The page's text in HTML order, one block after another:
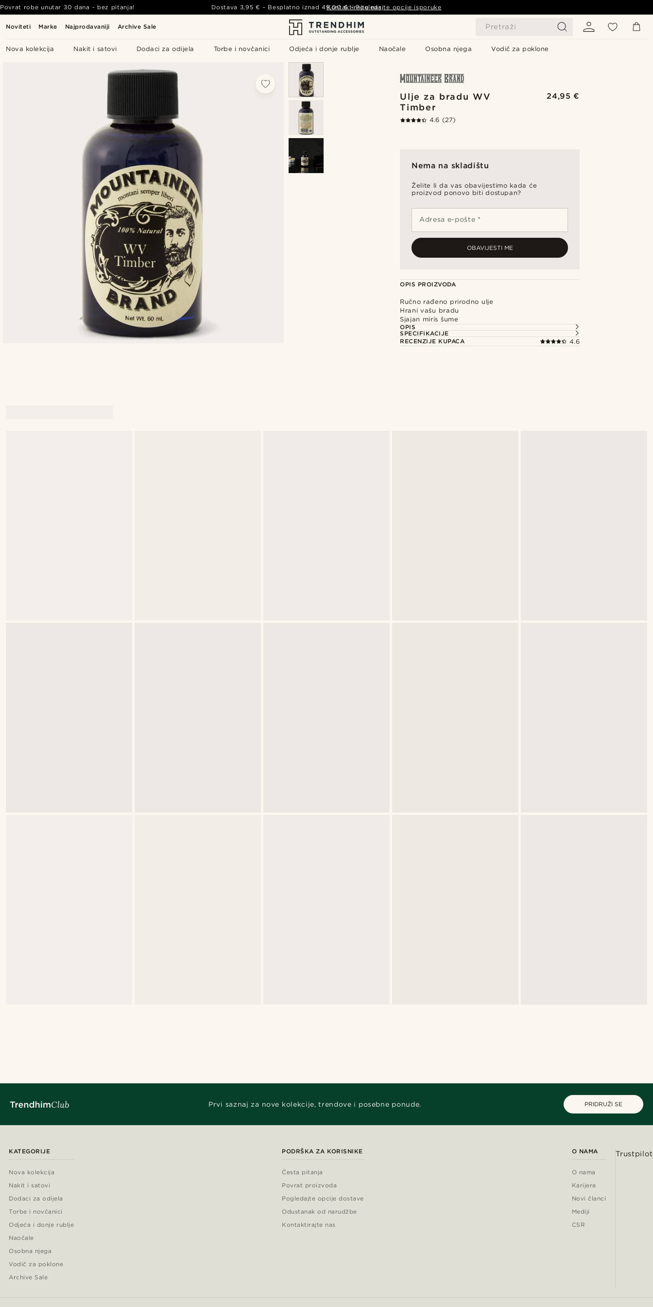
Noviteti Marke Najprodavaniji Archive Sale Pretraži
Nova kolekcija Nakit i satovi Dodaci za odijela Torbe i novčanici Odjeća i donje rublje Naočale Osobna njega Vodič za poklone
Povrat robe unutar 30 dana - bez pitanja! Dostava 3,95 € - Besplatno iznad49,00 € - Pogledajte opcije isporuke
Kontaktirajte nas
Ulje za bradu WV
Timber
24,95 €
4.6 (27)
Nema na skladištu
Želite li da vas obavijestimo kada će
proizvod ponovo biti dostupan?
Adresa e-pošte *
OBAVIJESTI ME
OPIS PROIZVODA
Ručno rađeno prirodno ulje
Hrani vašu bradu
Sjajan miris šume
OPIS
SPECIFIKACIJE
RECENZIJE KUPACA
4.6
Prvi saznaj za nove kolekcije, trendove i posebne ponude. PRIDRUŽI SE
KATEGORIJE
Nova kolekcija
Nakit i satovi
Dodaci za odijela
Torbe i novčanici
Odjeća i donje rublje
Naočale
Osobna njega
Vodič za poklone
Archive Sale
PODRŠKA ZA KORISNIKE
Česta pitanja
Povrat proizvoda
Pogledajte opcije dostave
Odustanak od narudžbe
Kontaktirajte nas
O NAMA
O nama
Karijera
Novi članci
Mediji
CSR
Trustpilot